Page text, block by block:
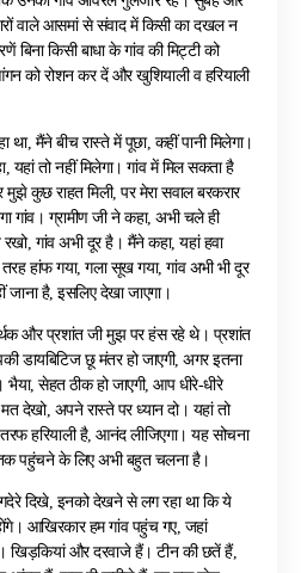
वाले आसमां से संवाद में किसी का दखल न
बिना किसी बाधा के गांव की मिट्टी को
को रोशन कर दें और खुशियाली व हरियाली
था, मैंने बीच रास्ते में पूछा, कहीं पानी मिलेगा।
यहां तो नहीं मिलेगा। गांव में मिल सकता है
कुछ राहत मिली, पर मेरा सवाल बरकरार
गांव। ग्रामीण जी ने कहा, अभी चले ही
गांव अभी दूर है। मैंने कहा, यहां हवा
तरह हांफ गया, गला सूख गया, गांव अभी भी दूर
जाना है, इसलिए देखा जाएगा।
और प्रशांत जी मुझ पर हंस रहे थे। प्रशांत
डायबिटिज छू मंतर हो जाएगी, अगर इतना
सेहत ठीक हो जाएगी, आप धीरे-धीरे
देखो, अपने रास्ते पर ध्यान दो। यहां तो
तरफ हरियाली है, आनंद लीजिएगा। यह सोचना
पहुंचने के लिए अभी बहुत चलना है।
दिखे, इनको देखने से लग रहा था कि ये
आखिरकार हम गांव पहुंच गए, जहां
खिड़कियां और दरवाजे हैं। टीन की छतें हैं,